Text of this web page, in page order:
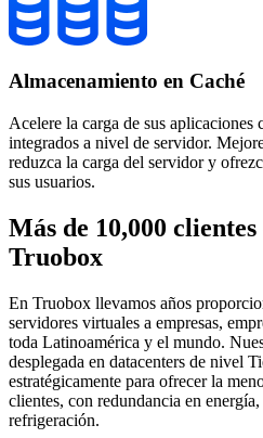
Almacenamiento en Caché
Acelere la carga de sus aplicaciones
integrados a nivel de servidor.
reduzca la carga del servidor y
sus usuarios.
Más de 10,000
Truobox
En Truobox llevamos años
servidores virtuales a empresas,
toda Latinoamérica y el mundo.
desplegada en datacenters de nivel
estratégicamente para ofrecer la
clientes, con redundancia en
refrigeración.